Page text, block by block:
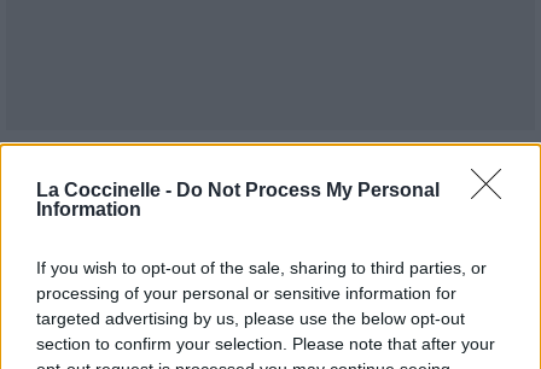
La Coccinelle - Do Not Process My Personal
Information
If you wish to opt-out of the sale, sharing to third parties, or
processing of your personal or sensitive information for
targeted advertising by us, please use the below opt-out
section to confirm your selection. Please note that after your
le 3 décembre
2008 à 22h51.
Albums : Sounds Of Silence